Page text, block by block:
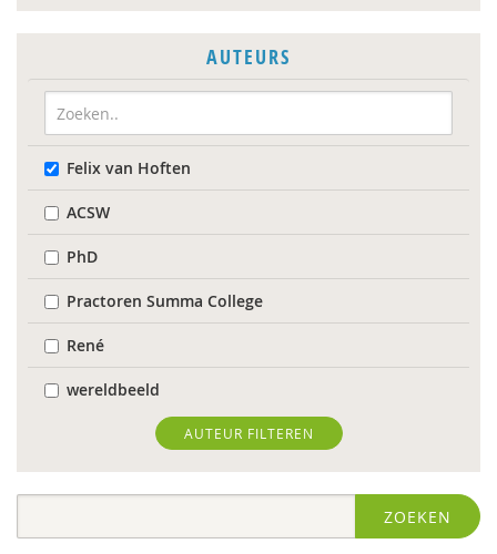
AUTEURS
Felix van Hoften
ACSW
PhD
Practoren Summa College
René
wereldbeeld
World Health Organization
Edo (E.H.) Nieweg
AUTEUR FILTEREN
ZOEKEN